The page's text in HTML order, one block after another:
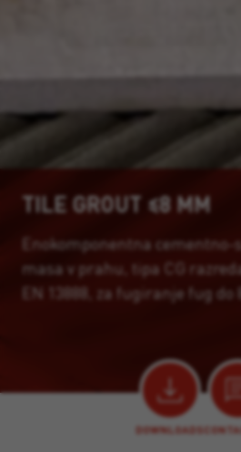
TILE GROUT ≤8 MM
Enokomponentna
masa v prahu, tipa CG
EN 13888, za fugiranje fug do
DOWNLOADS